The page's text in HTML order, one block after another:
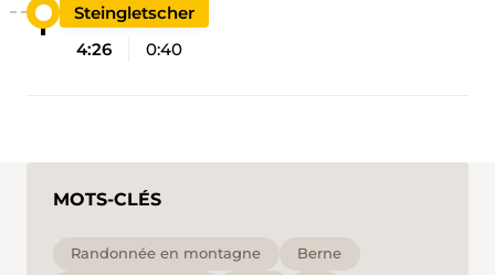
Steingletscher
4:26
0:40
MOTS-CLÉS
Randonnée en montagne
Berne